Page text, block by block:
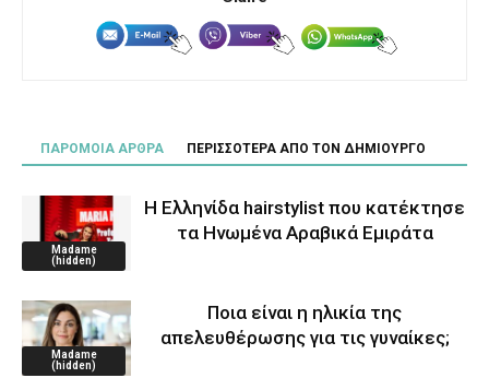
ΠΑΡΟΜΟΙΑ ΑΡΘΡΑ ΠΕΡΙΣΣΟΤΕΡΑ ΑΠΟ ΤΟΝ ΔΗΜΙΟΥΡΓΟ
Madame
(hidden)
Η Ελληνίδα hairstylist που κατέκτησε
τα Ηνωμένα Αραβικά Εμιράτα
Madame
(hidden)
Ποια είναι η ηλικία της
απελευθέρωσης για τις γυναίκες;